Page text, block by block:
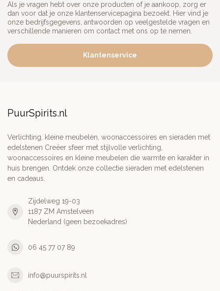
Als je vragen hebt over onze producten of je aankoop, zorg er
dan voor dat je onze klantenservicepagina bezoekt. Hier vind je
onze bedrijfsgegevens, antwoorden op veelgestelde vragen en
verschillende manieren om contact met ons op te nemen.
Klantenservice
PuurSpirits.nl
Verlichting, kleine meubelen, woonaccessoires en sieraden met
edelstenen Creëer sfeer met stijlvolle verlichting,
woonaccessoires en kleine meubelen die warmte en karakter in
huis brengen. Ontdek onze collectie sieraden met edelstenen
en cadeaus.
Zijdelweg 19-03
1187 ZM Amstelveen
Nederland (geen bezoekadres)
06 45 77 07 89
info@puurspirits.nl